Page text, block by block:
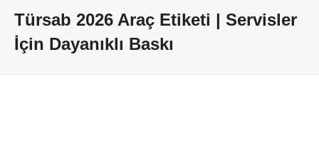
Türsab 2026 Araç Etiketi | Servisler
İçin Dayanıklı Baskı